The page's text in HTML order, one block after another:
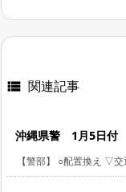
 関連記事
沖縄県警 1月5日
【警部】 ○配置換え ▽交